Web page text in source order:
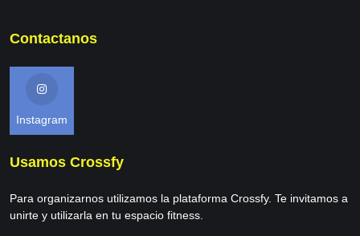
Contactanos
Instagram
Usamos Crossfy
Para organizarnos utilizamos la plataforma Crossfy. Te invitamos a
unirte y utilizarla en tu espacio fitness.